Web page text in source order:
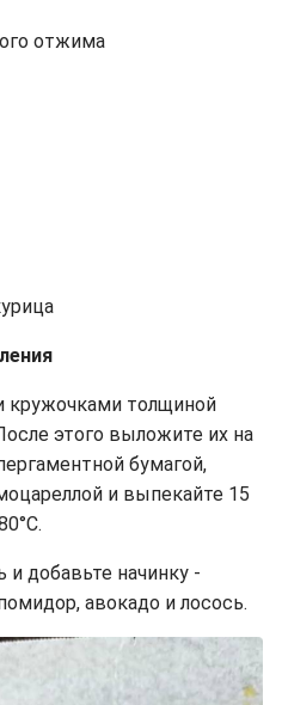
отжима
кружочками толщиной
этого выложите их на
бумагой,
и выпекайте 15
добавьте начинку -
авокадо и лосось.